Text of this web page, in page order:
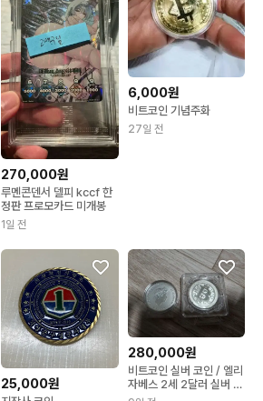
270,000원
루멘콘덴서 델피 kccf 한
정판 프로모카드 미개봉
1일 전
6,000원
비트코인 기념주화
27일 전
25,000원
280,000원
비트코인 실버 코인 / 엘리
자베스 2세 2달러 실버 코
인2온즈